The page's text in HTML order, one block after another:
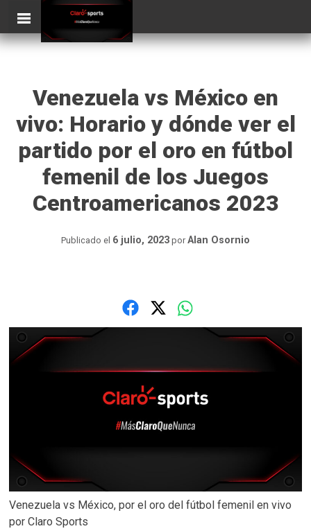
content
ClaroSports
Más Claro que nunca
Venezuela vs México en
vivo: Horario y dónde ver el
partido por el oro en fútbol
femenil de los Juegos
Centroamericanos 2023
Publicado el 6 julio, 2023 por Alan Osornio
Venezuela vs México, por el oro del fútbol femenil en vivo
por Claro Sports